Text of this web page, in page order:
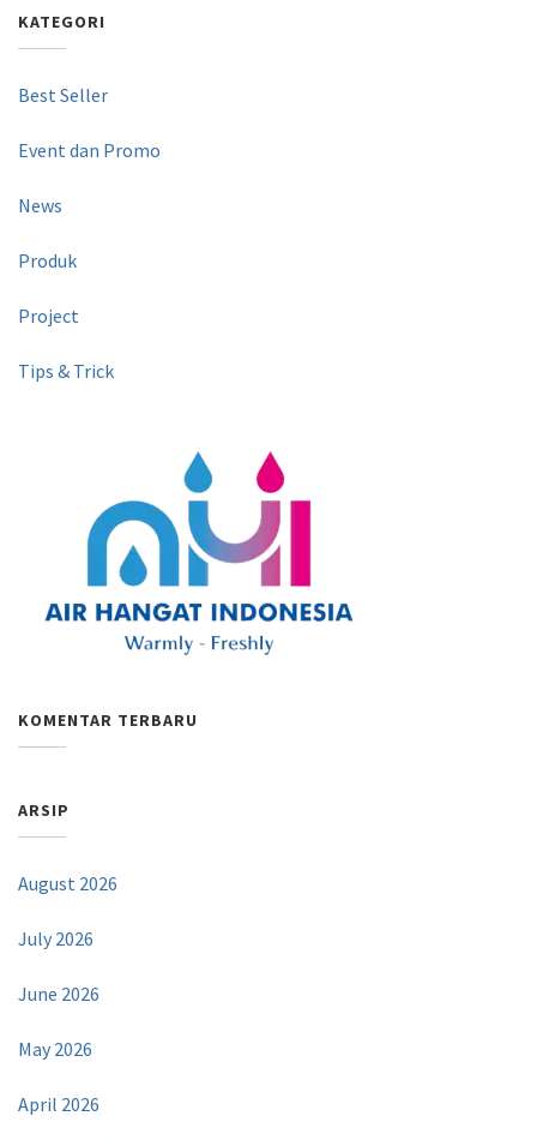
KATEGORI
Best Seller
Event dan Promo
News
Produk
Project
Tips & Trick
KOMENTAR TERBARU
ARSIP
August 2026
July 2026
June 2026
May 2026
April 2026